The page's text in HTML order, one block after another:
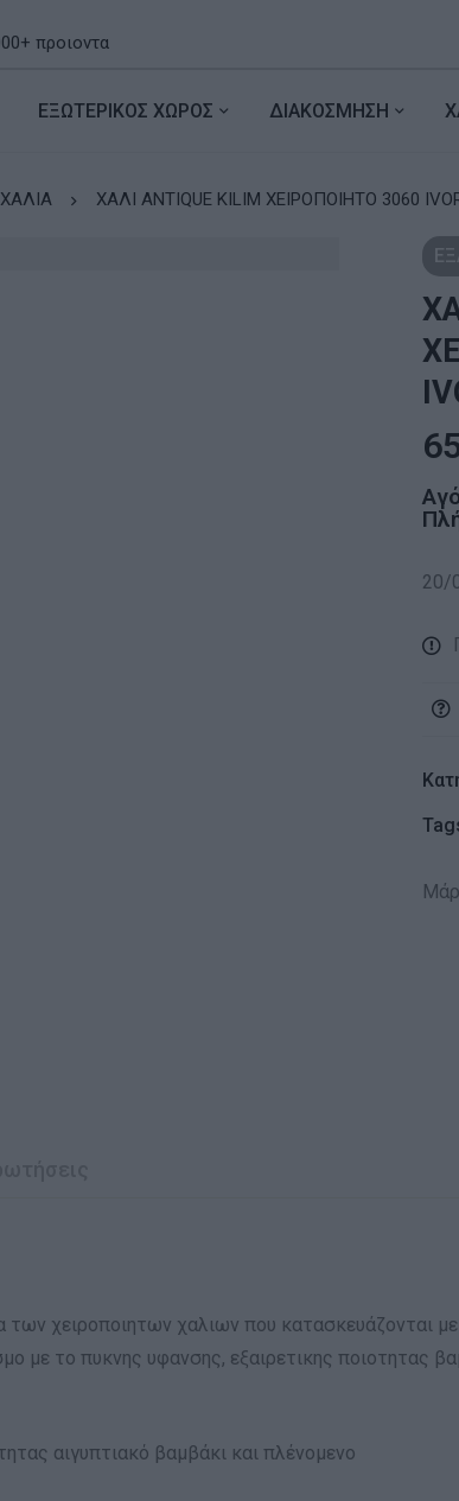
ΕΞΩΤΕΡΙΚΟΣ ΧΩΡΟΣ ΔΙΑΚΟΣΜΗΣΗ
ΧΑΛΙΑ ΧΑΛΙ ANTIQUE KILIM ΧΕΙΡΟΠΟΙΗΤΟ
20/
των χειροποιητων χαλιων που κατασκευάζονται
με το πυκνης υφανσης, εξαιρετικης ποιοτητας
αιγυπτιακό βαμβάκι και πλένομενο